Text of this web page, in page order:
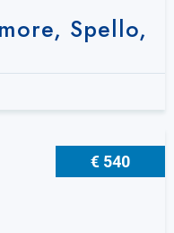
Spello,
€ 540